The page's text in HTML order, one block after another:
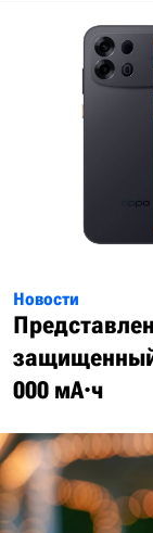
Новости
защищенный
000 мА·ч